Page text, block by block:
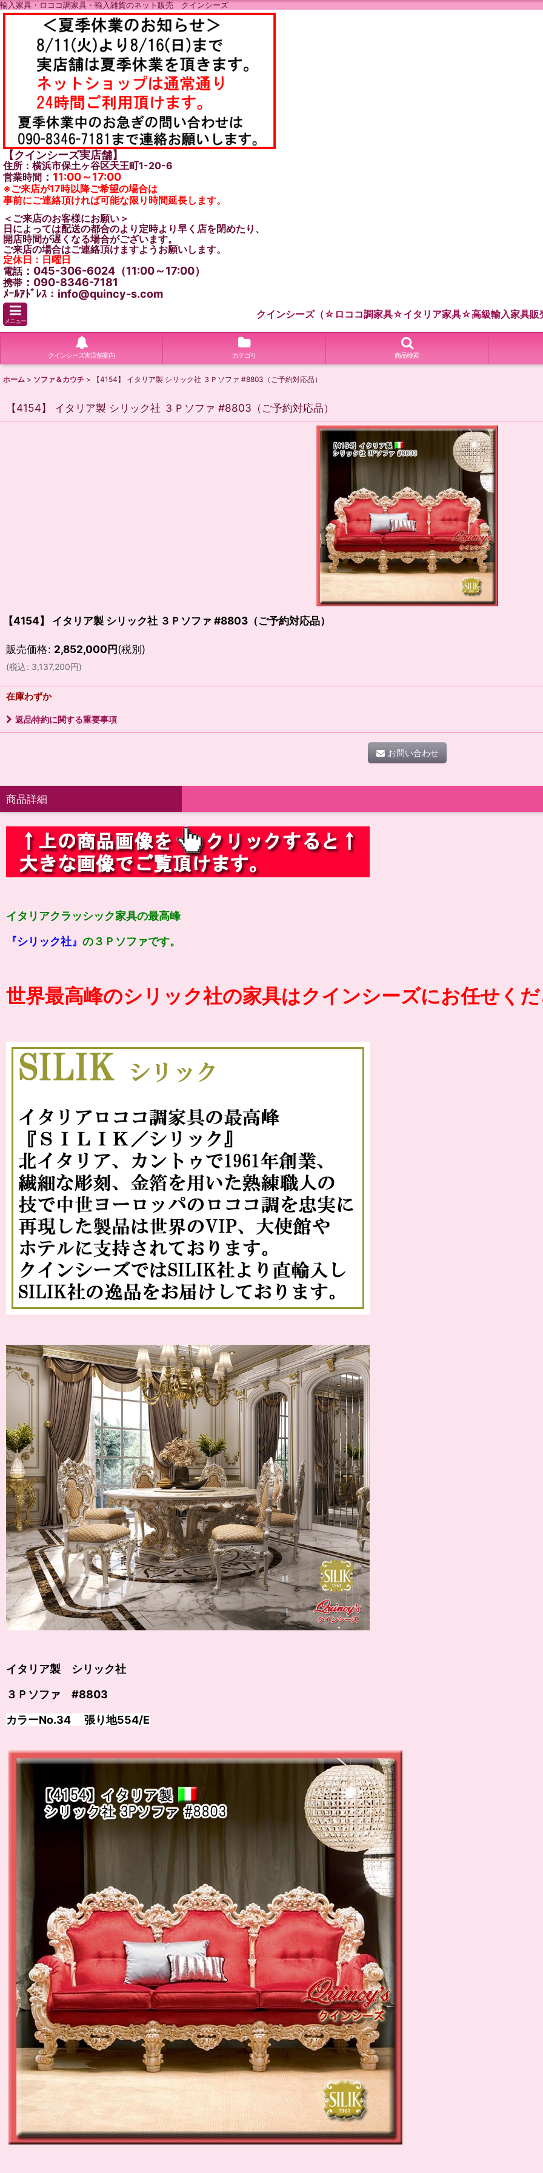
輸入家具・ロココ調家具・輸入雑貨のネット販売 クインシーズ
【クインシーズ実店舗】
住所：横浜市保土ヶ谷区天王町1-20-6
営業時間 ： 11:00～17:00
※ご来店が17時以降ご希望の場合は
事前にご連絡頂ければ可能な限り時間延長します。
＜ご来店のお客様にお願い＞
日によっては配送の都合のより定時より早く店を閉めたり、
開店時間が遅くなる場合がございます。
ご来店の場合はご連絡頂けますようお願いします。
定休日：日曜日
電話：045-306-6024（11:00～17:00）
携帯 ：090-8346-7181
ﾒｰﾙｱﾄﾞﾚｽ：info@quincy-s.com
メニュー
クインシーズ（☆ロココ調家具☆イタリア家具☆高級輸入家具販
クインシーズ実店舗案内 カテゴリ 商品検索
ホーム > ソファ＆カウチ > 【4154】 イタリア製 シリック社 ３Ｐソファ #8803（ご予約対応品）
【4154】 イタリア製 シリック社 ３Ｐソファ #8803（ご予約対応品）
【4154】 イタリア製 シリック社 ３Ｐソファ #8803（ご予約対応品）
販売価格: 2,852,000円(税別)
(税込: 3,137,200円)
在庫わずか
返品特約に関する重要事項
お問い合わせ
商品詳細
イタリアクラッシック家具の最高峰
『シリック社』 の３Ｐソファです。
世界最高峰のシリック社の家具はクインシーズにお任せく
イタリア製 シリック社
３Ｐソファ #8803
カラーNo.34 張り地554/E